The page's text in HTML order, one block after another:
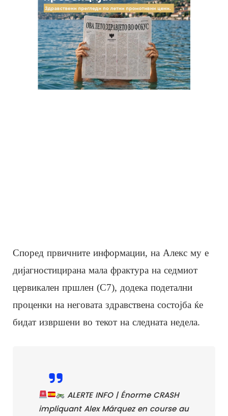
Според првичните информации, на Алекс му е
дијагностицирана мала фрактура на седмиот
цервикален пршлен (C7), додека подетални
проценки на неговата здравствена состојба ќе
бидат извршени во текот на следната недела.
ALERTE INFO | Énorme CRASH
impliquant Alex Márquez en course au